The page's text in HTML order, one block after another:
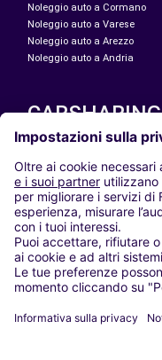
Noleggio auto a Cormano
Noleggio auto a Varese
Noleggio auto a Arezzo
Noleggio auto a Andria
CARSHARING
LE NOSTRE CITTÀ
Paris
Madrid
Washington DC
Milano
Roma
Torino
Vienna
Berlino
Düsseldorf